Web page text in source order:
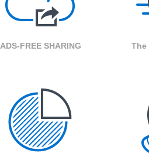
ADS-FREE SHARING The